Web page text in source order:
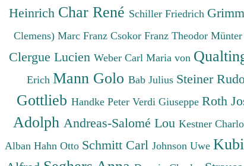
Heinrich Char René Schiller Friedrich
Clemens) Marc Franz Csokor Franz Theodor
Clergue Lucien Weber Carl Maria von
Erich Mann Golo Bab Julius Steiner
Gottlieb Handke Peter Verdi Giuseppe Roth
Adolph Andreas-Salomé Lou Kestner
Alban Hahn Otto Schmitt Carl Johnson Uwe